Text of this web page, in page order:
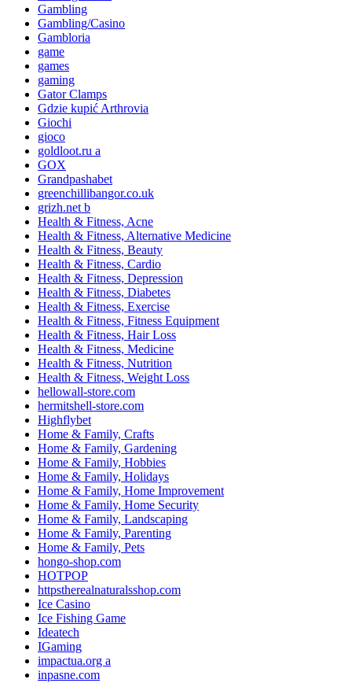
Gambling
Gambling/Casino
Gambloria
game
games
gaming
Gator Clamps
Gdzie kupić Arthrovia
Giochi
gioco
goldloot.ru a
GOX
Grandpashabet
greenchillibangor.co.uk
grizh.net b
Health & Fitness, Acne
Health & Fitness, Alternative Medicine
Health & Fitness, Beauty
Health & Fitness, Cardio
Health & Fitness, Depression
Health & Fitness, Diabetes
Health & Fitness, Exercise
Health & Fitness, Fitness Equipment
Health & Fitness, Hair Loss
Health & Fitness, Medicine
Health & Fitness, Nutrition
Health & Fitness, Weight Loss
hellowall-store.com
hermitshell-store.com
Highflybet
Home & Family, Crafts
Home & Family, Gardening
Home & Family, Hobbies
Home & Family, Holidays
Home & Family, Home Improvement
Home & Family, Home Security
Home & Family, Landscaping
Home & Family, Parenting
Home & Family, Pets
hongo-shop.com
HOTPOP
httpstherealnaturalsshop.com
Ice Casino
Ice Fishing Game
Ideatech
IGaming
impactua.org a
inpasne.com